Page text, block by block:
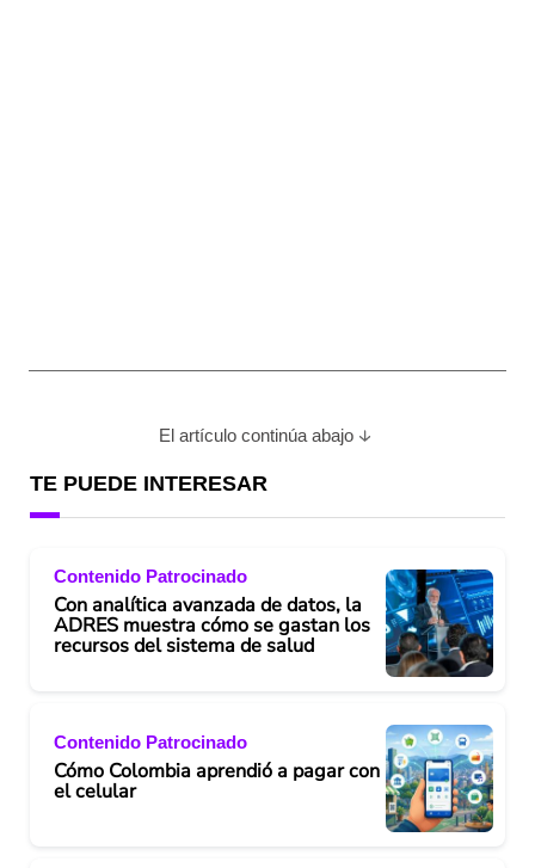
El artículo continúa abajo
TE PUEDE INTERESAR
Contenido Patrocinado
Con analítica avanzada de datos, la
ADRES muestra cómo se gastan los
recursos del sistema de salud
Contenido Patrocinado
Cómo Colombia aprendió a pagar con
el celular